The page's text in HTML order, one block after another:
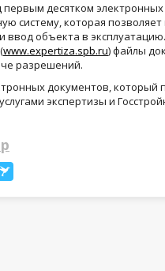
десятком
систему, которая
ввод объекта в
www.expertiza.spb.ru) файлы
разрешений.
документов,
экспертизы и